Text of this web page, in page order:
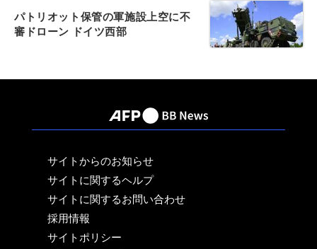
パトリオット保管の軍施設上空に不
審ドローン ドイツ西部
サイトからのお知らせ
サイトに関するヘルプ
サイトに関するお問い合わせ
採用情報
サイトポリシー